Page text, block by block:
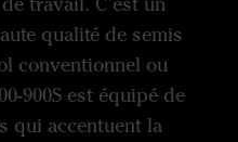
qualité de semis
conventionnel ou
900S est équipé de
qui accentuent la